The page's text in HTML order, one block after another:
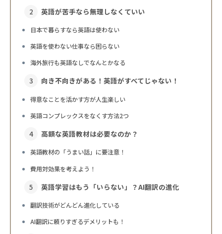
英語が苦手なら無理しなくていい
日本で暮らすなら英語は使わない
英語を使わない仕事なら困らない
海外旅行も英語なしでなんとかなる
向き不向きがある！英語がすべてじゃない！
得意なことを活かす方が人生楽しい
英語コンプレックスをなくす方法2つ
高額な英語教材は必要なのか？
英語教材の「うまい話」に要注意！
費用対効果を考えよう！
英語学習はもう「いらない」？AI翻訳の進化
翻訳技術がどんどん進化している
AI翻訳に頼りすぎるデメリットも！